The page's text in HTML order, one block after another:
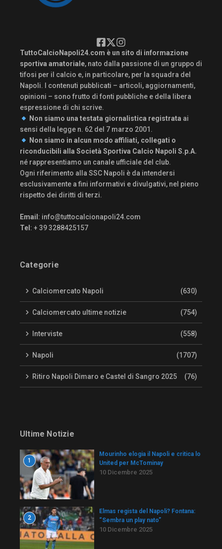
TuttoCalcioNapoli24.com è un sito di informazione
sportiva amatoriale, nato dalla passione di un gruppo di
tifosi per il calcio e, in particolare, per la squadra del
Napoli. I contenuti pubblicati – articoli, aggiornamenti,
opinioni – sono frutto di fonti pubbliche e della libera
espressione di chi scrive.
Non siamo una testata giornalistica registrata ai
sensi della legge n. 62 del 7 marzo 2001.
Non siamo in alcun modo affiliati, collegati o
riconducibili alla Società Sportiva Calcio Napoli S.p.A.
né rappresentiamo un canale ufficiale del club.
Ogni riferimento alla SSC Napoli è da intendersi
esclusivamente a fini informativi e divulgativi, nel pieno
rispetto dei diritti di terzi.
Email : info@tuttocalcionapoli24.com
Tel : + 39 3288425157
Categorie
Calciomercato Napoli (630)
Calciomercato ultime notizie (754)
Interviste (558)
Napoli (1707)
Ritiro Napoli Dimaro e Castel di Sangro 2025 (76)
Ultime Notizie
1
Mourinho elogia il Napoli e critica lo
United per McTominay
10 Dicembre 2025
2
Elmas regista del Napoli? Fontana:
“Sembra un play nato”
10 Dicembre 2025